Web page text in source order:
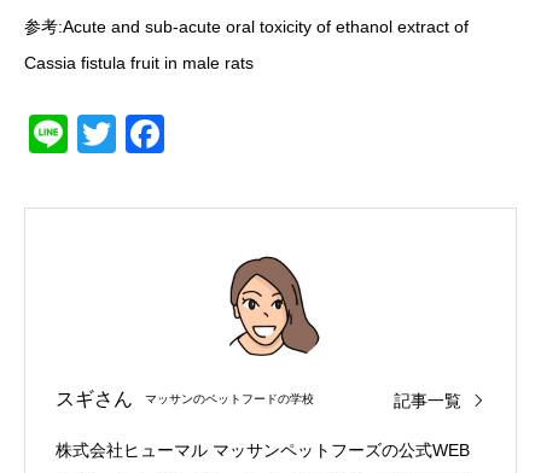
参考:Acute and sub-acute oral toxicity of ethanol extract of
Cassia fistula fruit in male rats
LineTwitter
スギさん マッサンのペットフードの学校 記事一覧
株式会社ヒューマル マッサンペットフーズの公式WEB